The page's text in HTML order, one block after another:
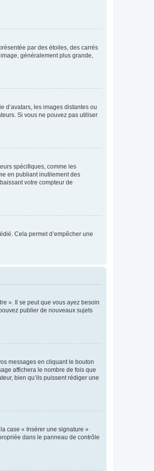
par des étoiles, des carrés
généralement plus grande,
d’avatars, les images distantes ou
Si vous ne pouvez pas utiliser
spécifiques, comme les
en publiant inutilement des
votre compteur de
Cela permet d’empêcher une
». Il se peut que vous ayez besoin
publier de nouveaux sujets
messages en cliquant le bouton
affichera le nombre de fois que
bien qu’ils puissent rédiger une
case « Insérer une signature »
dans le panneau de contrôle